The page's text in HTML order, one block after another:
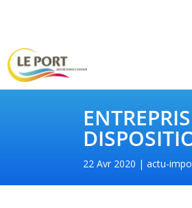
22 Avr 2020 actu-